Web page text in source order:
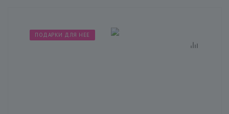
ПОДАРКИ ДЛЯ НЕЕ